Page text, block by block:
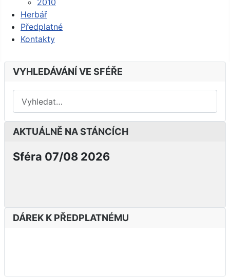
2010
Herbář
Předplatné
Kontakty
VYHLEDÁVÁNÍ VE SFÉŘE
AKTUÁLNĚ NA STÁNCÍCH
Sféra 07/08 2026
DÁREK K PŘEDPLATNÉMU